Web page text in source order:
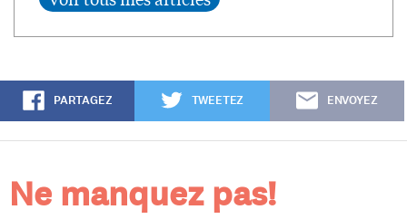
PARTAGEZ TWEETEZ ENVOYEZ
Ne manquez pas!